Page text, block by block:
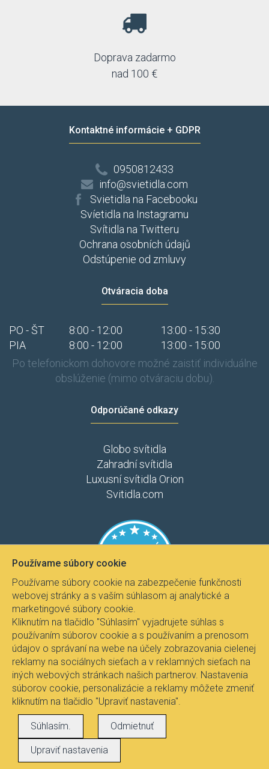
Doprava zadarmo
nad 100 €
Kontaktné informácie + GDPR
0950812433
info@svietidla.com
Svietidla na Facebooku
Svíetidla na Instagramu
Svítidla na Twitteru
Ochrana osobních údajů
Odstúpenie od zmluvy
Otváracia doba
PO - ŠT 8:00 - 12:00
13:00 - 15:30
PIA
8:00 - 12:00
13:00 - 15:00
Po telefonickom dohovore možné zaistiť individuálne
obslúženie (mimo otváraciu dobu).
Odporúčané odkazy
Globo svítidla
Zahradní svítidla
Luxusní svítidla Orion
Svitidla.com
Všetky práva vyhradené © 2017
Pavel Janíček - Fire-lux
Používame súbory cookie
Používame súbory cookie na zabezpečenie funkčnosti
webovej stránky a s vaším súhlasom aj analytické a
marketingové súbory cookie.
Kliknutím na tlačidlo "Súhlasím" vyjadrujete súhlas s
používaním súborov cookie a s používaním a prenosom
údajov o správaní na webe na účely zobrazovania cielenej
reklamy na sociálnych sieťach a v reklamných sieťach na
iných webových stránkach našich partnerov. Nastavenia
súborov cookie, personalizácie a reklamy môžete zmeniť
kliknutím na tlačidlo "Upraviť nastavenia".
Súhlasím. Odmietnuť
Upraviť nastavenia